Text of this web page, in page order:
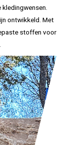
ontwikkeld. Met
stoffen voor